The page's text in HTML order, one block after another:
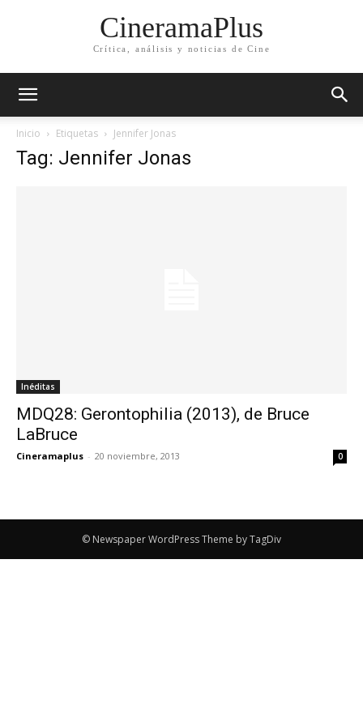
CineramaPlus
Crítica, análisis y noticias de Cine
Inicio Etiquetas Jennifer Jonas
Tag: Jennifer Jonas
Inéditas
MDQ28: Gerontophilia (2013), de Bruce
LaBruce
Cineramaplus - 20 noviembre, 2013 0
© Newspaper WordPress Theme by TagDiv